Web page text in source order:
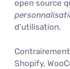
open source
d’utilisation.
Shopify,